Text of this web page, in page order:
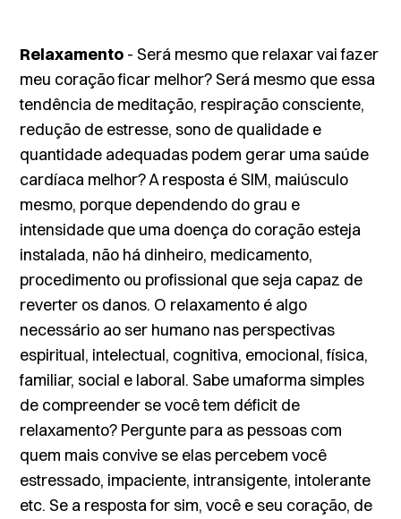
Relaxamento - Será mesmo que relaxar vai fazer
meu coração ficar melhor? Será mesmo que essa
tendência de meditação, respiração consciente,
redução de estresse, sono de qualidade e
quantidade adequadas podem gerar uma saúde
cardíaca melhor? A resposta é SIM, maiúsculo
mesmo, porque dependendo do grau e
intensidade que uma doença do coração esteja
instalada, não há dinheiro, medicamento,
procedimento ou profissional que seja capaz de
reverter os danos. O relaxamento é algo
necessário ao ser humano nas perspectivas
espiritual, intelectual, cognitiva, emocional, física,
familiar, social e laboral. Sabe umaforma simples
de compreender se você tem déficit de
relaxamento? Pergunte para as pessoas com
quem mais convive se elas percebem você
estressado, impaciente, intransigente, intolerante
etc. Se a resposta for sim, você e seu coração, de